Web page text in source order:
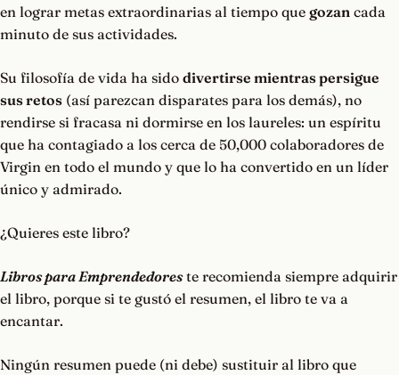
en lograr metas extraordinarias al tiempo que gozan cada
minuto de sus actividades.
Su filosofía de vida ha sido divertirse mientras persigue
sus retos (así parezcan disparates para los demás), no
rendirse si fracasa ni dormirse en los laureles: un espíritu
que ha contagiado a los cerca de 50,000 colaboradores de
Virgin en todo el mundo y que lo ha convertido en un líder
único y admirado.
¿Quieres este libro?
Libros para Emprendedoreste recomienda siempre adquirir
el libro, porque si te gustó el resumen, el libro te va a
encantar.
Ningún resumen puede (ni debe) sustituir al libro que